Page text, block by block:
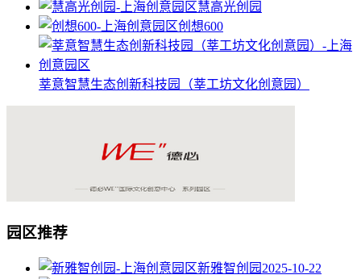
慧高光创园
创想600
莘意智慧生态创新科技园（莘工坊文化创意园）
园区推荐
新雅智创园 2025-10-22